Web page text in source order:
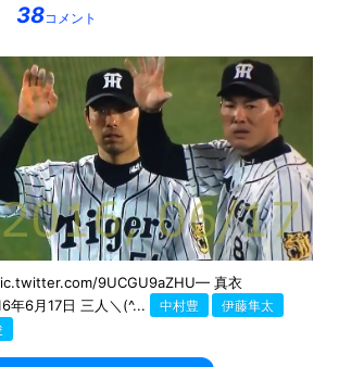
38コメント
9UCGU9aZHU— 真衣
年6月17日 三人＼(^...
中村豊
伊藤隼太